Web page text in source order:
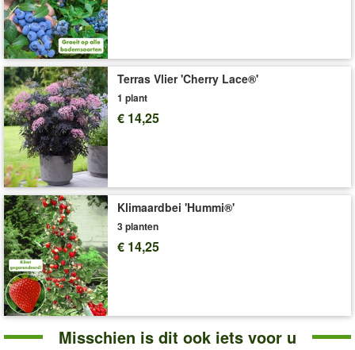
Art.nr.:1004782
Levering omvat:wortelkluit, ca. 50-70 cm hoog
'Appel'
Plant- en Verzorgingstips
Terras Vlier 'Cherry Lace®'
1 plant
€ 14,25
Klimaardbei 'Hummi®'
3 planten
€ 14,25
Misschien is dit ook iets voor u